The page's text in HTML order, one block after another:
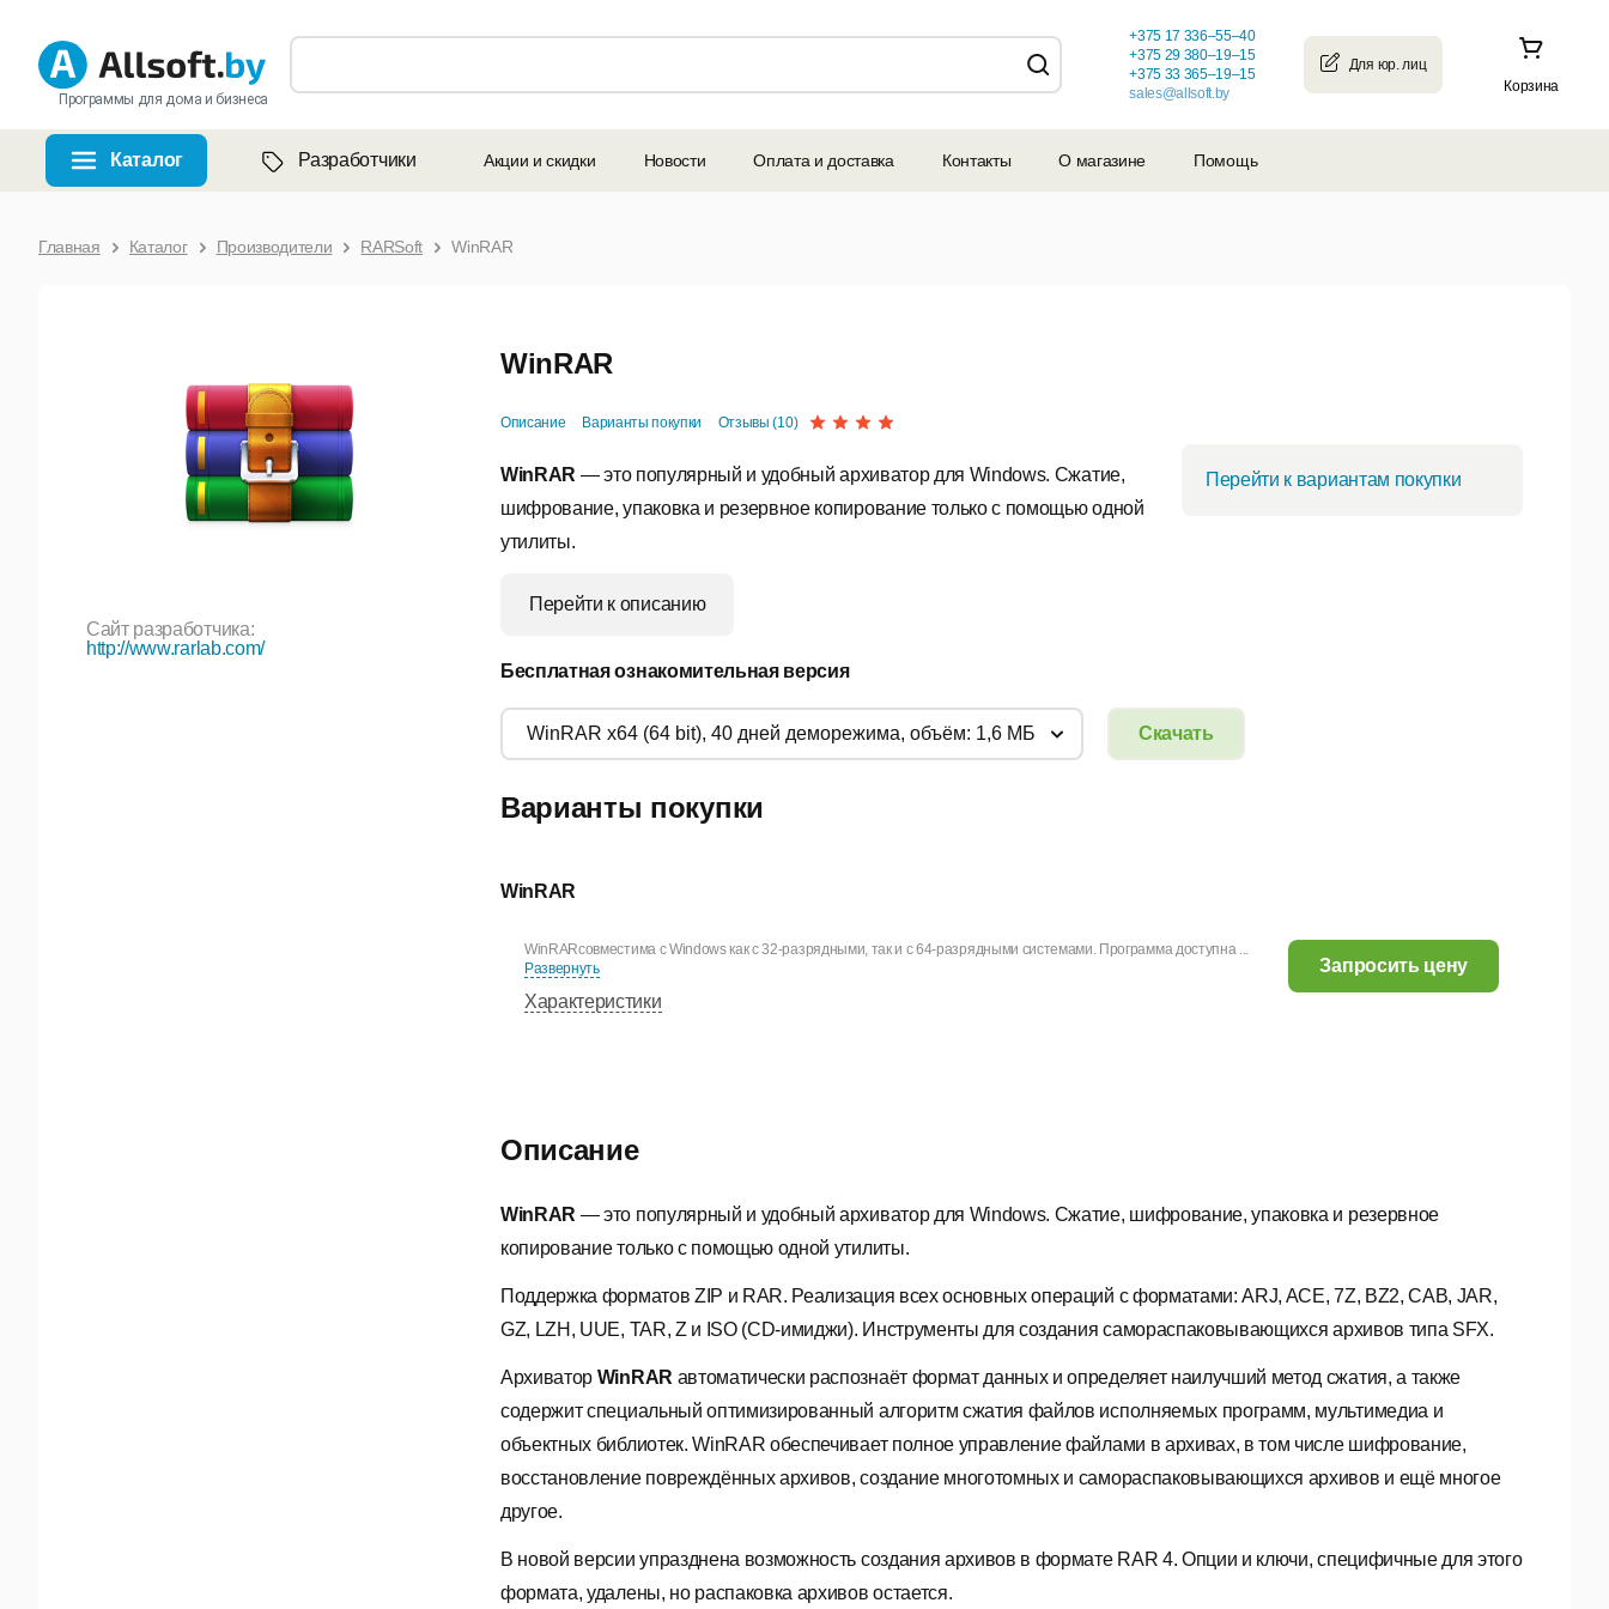
Программы для дома и бизнеса
Корзина
+375 17 336–55–40
+375 29 380–19–15
+375 33 365–19–15
sales@allsoft.by
Каталог Разработчики Акции и скидки Новости Оплата и доставка Контакты О магазине Помощь
Главная Каталог Производители RARSoft WinRAR
WinRAR
Описание Варианты покупки Отзывы (10)
Сайт разработчика:
http://www.rarlab.com/
WinRAR — это популярный и удобный архиватор для Windows. Сжатие,
шифрование, упаковка и резервное копирование только с помощью одной
утилиты.
Перейти к описанию
Перейти к вариантам покупки
Бесплатная ознакомительная версия
Скачать
WinRAR x64 (64 bit), 40 дней деморежима, объём: 1,6 МБ
Описание
WinRAR — это популярный и удобный архиватор для Windows. Сжатие, шифрование, упаковка и резервное
копирование только с помощью одной утилиты.
Поддержка форматов ZIP и RAR. Реализация всех основных операций с форматами: ARJ, ACE, 7Z, BZ2, CAB, JAR,
GZ, LZH, UUE, TAR, Z и ISO (CD-имиджи). Инструменты для создания самораспаковывающихся архивов типа SFX.
Архиватор WinRAR автоматически распознаёт формат данных и определяет наилучший метод сжатия, а также
содержит специальный оптимизированный алгоритм сжатия файлов исполняемых программ, мультимедиа и
объектных библиотек. WinRAR обеспечивает полное управление файлами в архивах, в том числе шифрование,
восстановление повреждённых архивов, создание многотомных и самораспаковывающихся архивов и ещё многое
другое.
В новой версии упразднена возможность создания архивов в формате RAR 4. Опции и ключи, специфичные для этого
формата, удалены, но распаковка архивов остается.
Варианты покупки
WinRAR
Запросить цену
WinRARсовместима с Windows как с 32-разрядными, так и с 64-разрядными системами. Программа доступна ...
Развернуть
Характеристики